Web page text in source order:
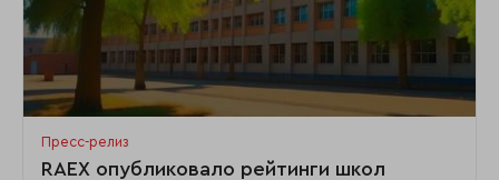
Пресс-релиз
RAEX опубликовало рейтинги школ